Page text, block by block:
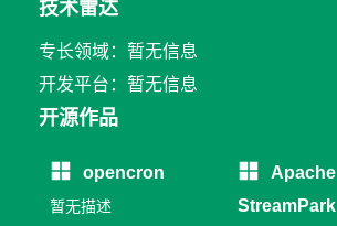
技术雷达
专长领域：暂无信息
开发平台：暂无信息
开源作品
opencron
暂无描述
Apache
StreamPark